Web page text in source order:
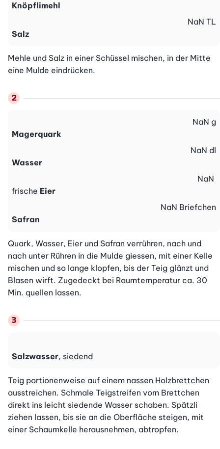
Knöpflimehl
Salz
NaN TL
Mehle und Salz in einer Schüssel mischen, in der Mitte
eine Mulde eindrücken.
Magerquark
NaN g
Wasser
NaN dl
frische Eier
NaN
Safran
NaN Briefchen
Quark, Wasser, Eier und Safran verrühren, nach und
nach unter Rühren in die Mulde giessen, mit einer Kelle
mischen und so lange klopfen, bis der Teig glänzt und
Blasen wirft. Zugedeckt bei Raumtemperatur ca. 30
Min. quellen lassen.
Salzwasser, siedend
Teig portionenweise auf einem nassen Holzbrettchen
ausstreichen. Schmale Teigstreifen vom Brettchen
direkt ins leicht siedende Wasser schaben. Spätzli
ziehen lassen, bis sie an die Oberfläche steigen, mit
einer Schaumkelle herausnehmen, abtropfen.